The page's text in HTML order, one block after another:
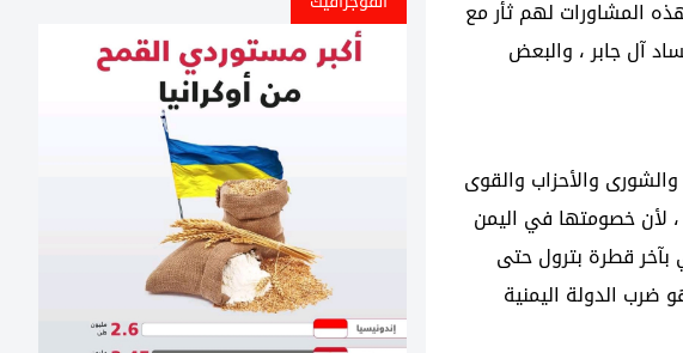
المشاورات لهم ثأر مع
آل جابر ، والبعض
والأحزاب والقوى
لأن خصومتها في اليمن
قطرة بترول حتى
الدولة اليمنية